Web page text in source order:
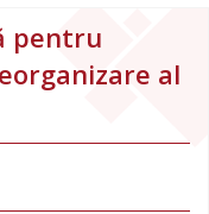
pentru
al